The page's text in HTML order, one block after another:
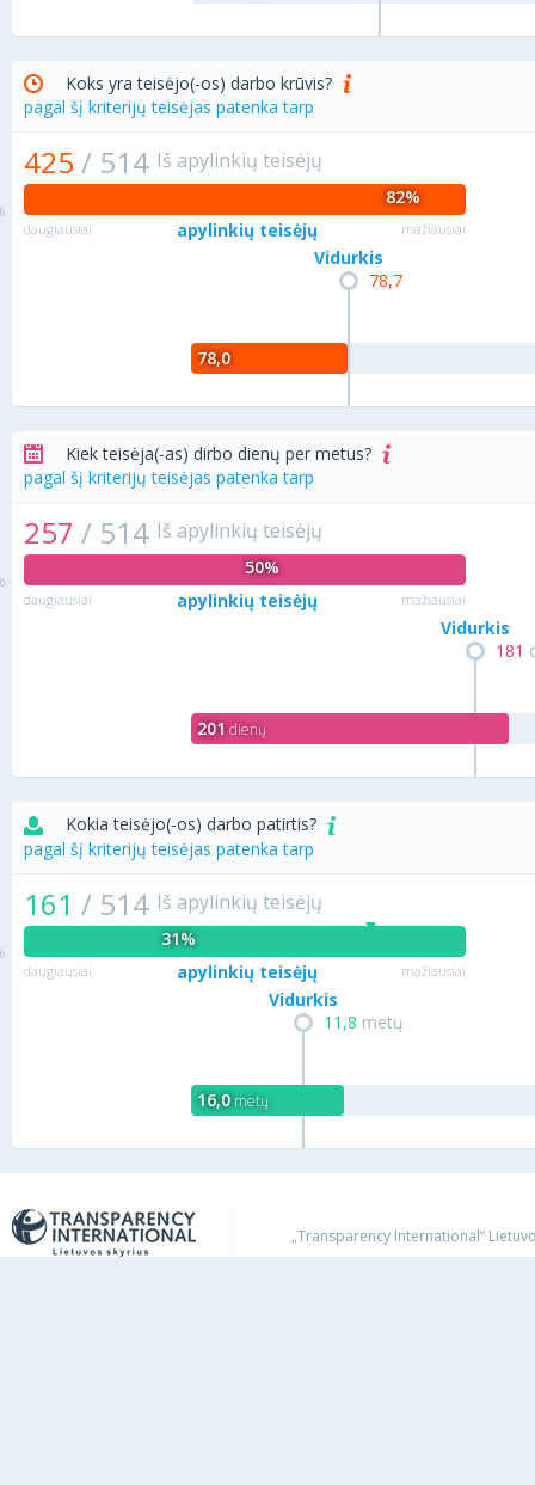
Koks yra teisėjo(-os) darbo krūvis?
pagal šį kriterijų teisėjas patenka tarp
425 / 514 Iš apylinkių teisėjų
82%
daugiausiai apylinkių teisėjų mažiausiai
78,7
Vidurkis
78,0
Kiek teisėja(-as) dirbo dienų per metus?
pagal šį kriterijų teisėjas patenka tarp
257 / 514 Iš apylinkių teisėjų
50%
daugiausiai apylinkių teisėjų mažiausiai
181
Vidurkis
201dienų
Kokia teisėjo(-os) darbo patirtis?
pagal šį kriterijų teisėjas patenka tarp
161 / 514 Iš apylinkių teisėjų
31%
daugiausiai apylinkių teisėjų mažiausiai
11,8 metų
Vidurkis
16,0 metų
„Transparency International“